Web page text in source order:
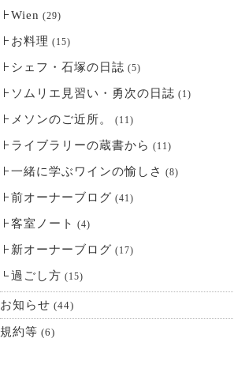
Wien (29)
お料理 (15)
シェフ・石塚の日誌 (5)
ソムリエ見習い・勇次の日誌 (1)
メソンのご近所。 (11)
ライブラリーの蔵書から (11)
一緒に学ぶワインの愉しさ (8)
前オーナーブログ (41)
客室ノート (4)
新オーナーブログ (17)
過ごし方 (15)
お知らせ (44)
規約等 (6)